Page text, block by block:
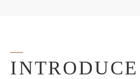
INTRODUCE